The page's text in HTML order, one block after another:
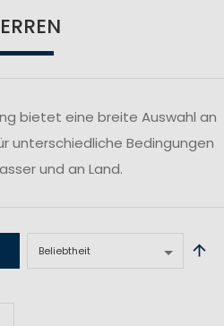
bietet eine breite Auswahl an
unterschiedliche Bedingungen
und an Land.